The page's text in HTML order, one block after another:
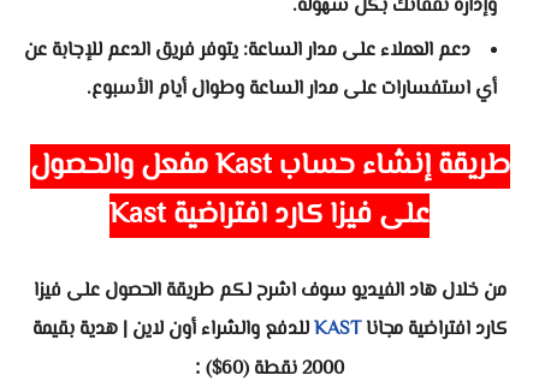
وإدارة نفقاتك بكل سهولة.
دعم العملاء على مدار الساعة: يتوفر فريق الدعم للإجابة عن
أي استفسارات على مدار الساعة وطوال أيام الأسبوع.
طريقة إنشاء حسابKastمفعل والحصول
على فيزا كارد افتراضيةKast
من خلال هاد الفيديو سوف اشرح لكمطريقة الحصول على فيزا
كارد افتراضية مجاناKASTللدفع والشراء أون لاين | هدية بقيمة
2000 نقطة (60$)
: